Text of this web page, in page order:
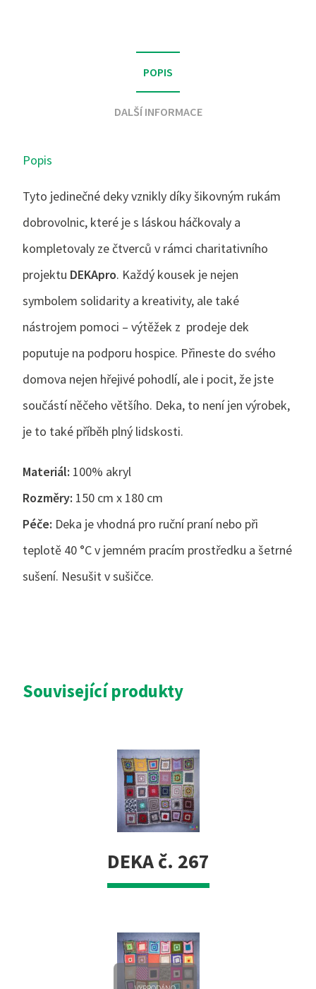
POPIS
DALŠÍ INFORMACE
Popis
Tyto jedinečné deky vznikly díky šikovným rukám
dobrovolnic, které je s láskou háčkovaly a
kompletovaly ze čtverců v rámci charitativního
projektu DEKApro. Každý kousek je nejen
symbolem solidarity a kreativity, ale také
nástrojem pomoci – výtěžek z prodeje dek
poputuje na podporu hospice. Přineste do svého
domova nejen hřejivé pohodlí, ale i pocit, že jste
součástí něčeho většího. Deka, to není jen výrobek,
je to také příběh plný lidskosti.
Materiál: 100% akryl
Rozměry: 150 cm x 180 cm
Péče: Deka je vhodná pro ruční praní nebo při
teplotě 40 °C v jemném pracím prostředku a šetrné
sušení. Nesušit v sušičce.
Související produkty
DEKA č. 267